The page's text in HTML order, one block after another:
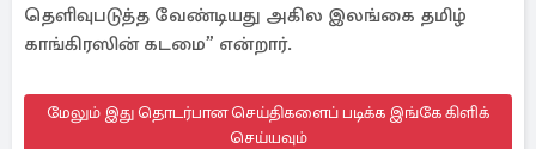
தெளிவுபடுத்த வேண்டியது அகில இலங்கை தமிழ்
காங்கிரஸின் கடமை” என்றார்.
மேலும் இது தொடர்பான செய்திகளைப் படிக்க இங்கே கிளிக்
செய்யவும்